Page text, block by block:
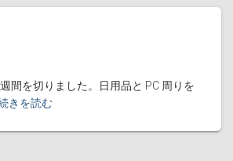
間を切りました。日用品と PC 周りを
きを読む